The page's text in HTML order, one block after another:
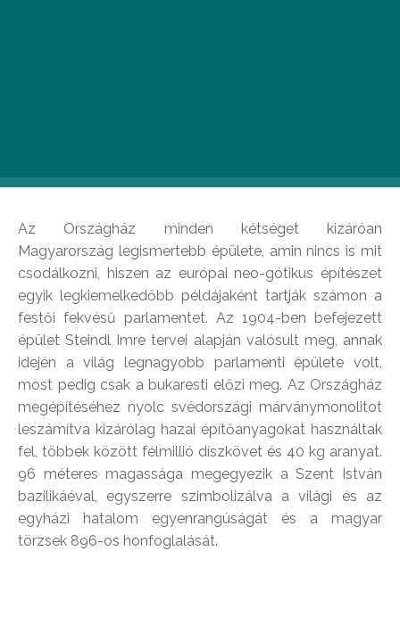
Országház
Az Országház minden kétséget kizáróan
Magyarország legismertebb épülete, amin nincs is mit
csodálkozni, hiszen az európai neo-gótikus építészet
egyik legkiemelkedőbb példájaként tartják számon a
festői fekvésű parlamentet. Az 1904-ben befejezett
épület Steindl Imre tervei alapján valósult meg, annak
idején a világ legnagyobb parlamenti épülete volt,
most pedig csak a bukaresti előzi meg. Az Országház
megépítéséhez nyolc svédországi márványmonolitot
leszámítva kizárólag hazai építőanyagokat használtak
fel, többek között félmillió díszkövet és 40 kg aranyat.
96 méteres magassága megegyezik a Szent István
bazilikáéval, egyszerre szimbolizálva a világi és az
egyházi hatalom egyenrangúságát és a magyar
törzsek 896-os honfoglalását.